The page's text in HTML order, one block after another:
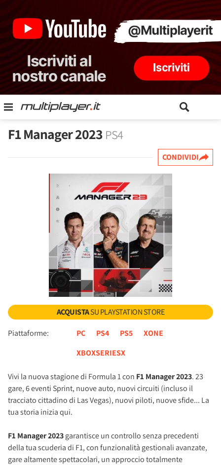
F1 Manager 2023 PS4
CONDIVIDI
ACQUISTASU PLAYSTATION STORE
Piattaforme: PC PS4 PS5
XONE
XBOXSERIESX
Vivi la nuova stagione di Formula 1 con F1 Manager 2023. 23
gare, 6 eventi Sprint, nuove auto, nuovi circuiti (incluso il
tracciato cittadino di Las Vegas), nuovi piloti, nuove sfide... La
tua storia inizia qui.
F1 Manager 2023garantisce un controllo senza precedenti
della tua scuderia di F1, con funzionalità gestionali avanzate,
gare altamente spettacolari, un approccio totalmente